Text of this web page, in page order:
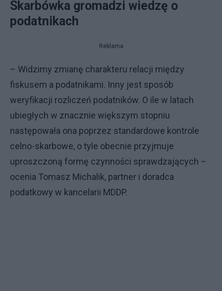
Skarbówka gromadzi wiedzę o
podatnikach
Reklama
– Widzimy zmianę charakteru relacji między
fiskusem a podatnikami. Inny jest sposób
weryfikacji rozliczeń podatników. O ile w latach
ubiegłych w znacznie większym stopniu
następowała ona poprzez standardowe kontrole
celno-skarbowe, o tyle obecnie przyjmuje
uproszczoną formę czynności sprawdzających –
ocenia Tomasz Michalik, partner i doradca
podatkowy w kancelarii MDDP.